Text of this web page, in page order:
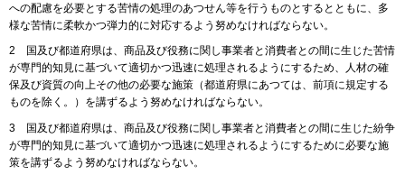
への配慮を必要とする苦情の処理のあつせん等を行うものとするとともに、多
様な苦情に柔軟かつ弾力的に対応するよう努めなければならない。
2 国及び都道府県は、商品及び役務に関し事業者と消費者との間に生じた苦情
が専門的知見に基づいて適切かつ迅速に処理されるようにするため、人材の確
保及び資質の向上その他の必要な施策（都道府県にあつては、前項に規定する
ものを除く。）を講ずるよう努めなければならない。
3 国及び都道府県は、商品及び役務に関し事業者と消費者との間に生じた紛争
が専門的知見に基づいて適切かつ迅速に処理されるようにするために必要な施
策を講ずるよう努めなければならない。